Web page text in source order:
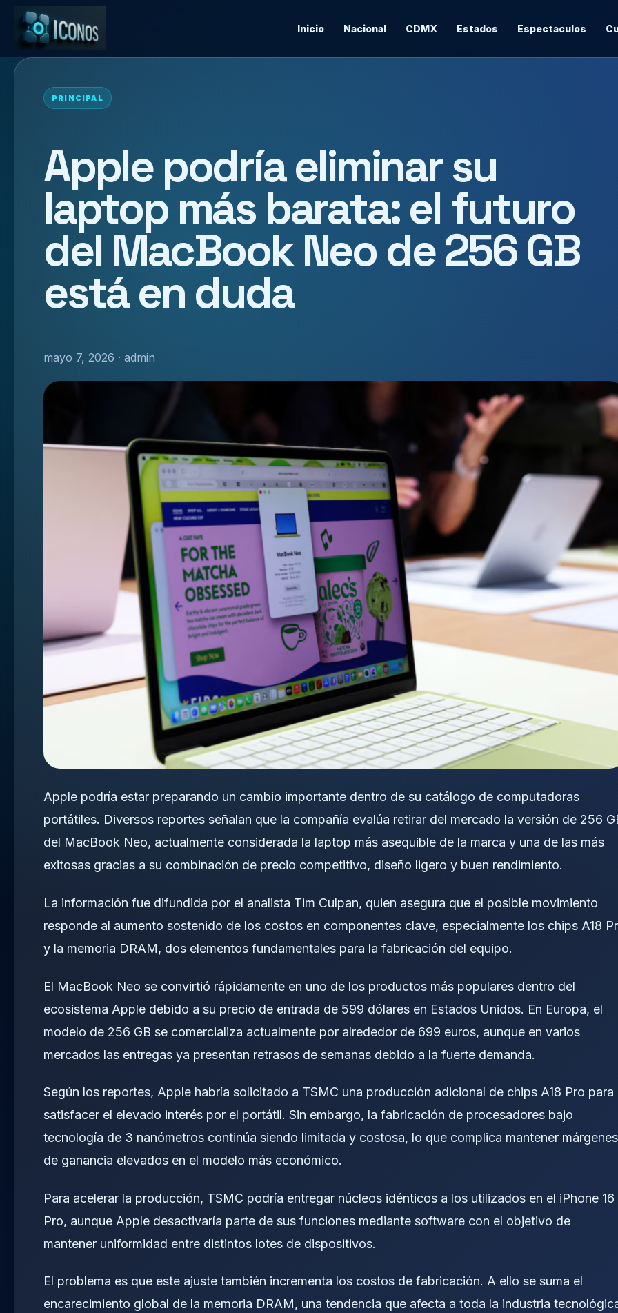
Inicio Nacional CDMX Estados Espectaculos
PRINCIPAL
Apple podría eliminar su
laptop más barata: el futuro
del MacBook Neo de 256 GB
está en duda
mayo 7, 2026 · admin
Apple podría estar preparando un cambio importante dentro de su catálogo de computadoras
portátiles. Diversos reportes señalan que la compañía evalúa retirar del mercado la versión de 256
del MacBook Neo, actualmente considerada la laptop más asequible de la marca y una de las más
exitosas gracias a su combinación de precio competitivo, diseño ligero y buen rendimiento.
La información fue difundida por el analista Tim Culpan, quien asegura que el posible movimiento
responde al aumento sostenido de los costos en componentes clave, especialmente los chips A18
y la memoria DRAM, dos elementos fundamentales para la fabricación del equipo.
El MacBook Neo se convirtió rápidamente en uno de los productos más populares dentro del
ecosistema Apple debido a su precio de entrada de 599 dólares en Estados Unidos. En Europa, el
modelo de 256 GB se comercializa actualmente por alrededor de 699 euros, aunque en varios
mercados las entregas ya presentan retrasos de semanas debido a la fuerte demanda.
Según los reportes, Apple habría solicitado a TSMC una producción adicional de chips A18 Pro para
satisfacer el elevado interés por el portátil. Sin embargo, la fabricación de procesadores bajo
tecnología de 3 nanómetros continúa siendo limitada y costosa, lo que complica mantener márgenes
de ganancia elevados en el modelo más económico.
Para acelerar la producción, TSMC podría entregar núcleos idénticos a los utilizados en el iPhone 16
Pro, aunque Apple desactivaría parte de sus funciones mediante software con el objetivo de
mantener uniformidad entre distintos lotes de dispositivos.
El problema es que este ajuste también incrementa los costos de fabricación. A ello se suma el
encarecimiento global de la memoria DRAM, una tendencia que afecta a toda la industria